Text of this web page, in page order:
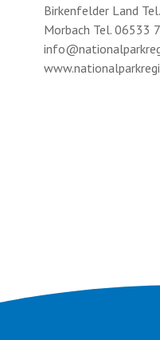
Birkenfelder Land
Morbach Tel. 06533